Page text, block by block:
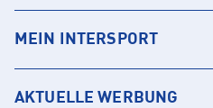
MEIN INTERSPORT
AKTUELLE WERBUNG